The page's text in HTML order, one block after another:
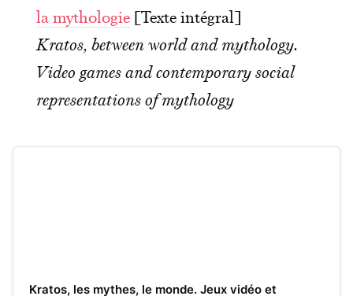
la mythologie [Texte intégral]
Kratos, between world and mythology.
Video games and contemporary social
representations of mythology
Kratos, les mythes, le monde. Jeux vidéo et